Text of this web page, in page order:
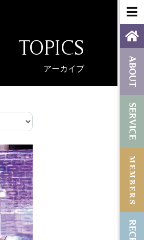
TOPICS
アーカイブ